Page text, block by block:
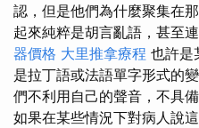
認，但是他們為什麼聚集在
起來純粹是胡言亂語，甚至
器價格 大里推拿療程 也許是
是拉丁語或法語單字形式的變
們不利用自己的聲音，不具
如果在某些情況下對病人說